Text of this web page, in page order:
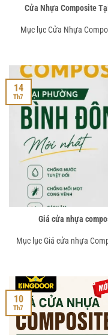
Cửa Nhựa Composite
Mục lục Cửa Nhựa
Giá cửa nhựa
Mục lục Giá cửa nhựa
14
Th7
10
Th7